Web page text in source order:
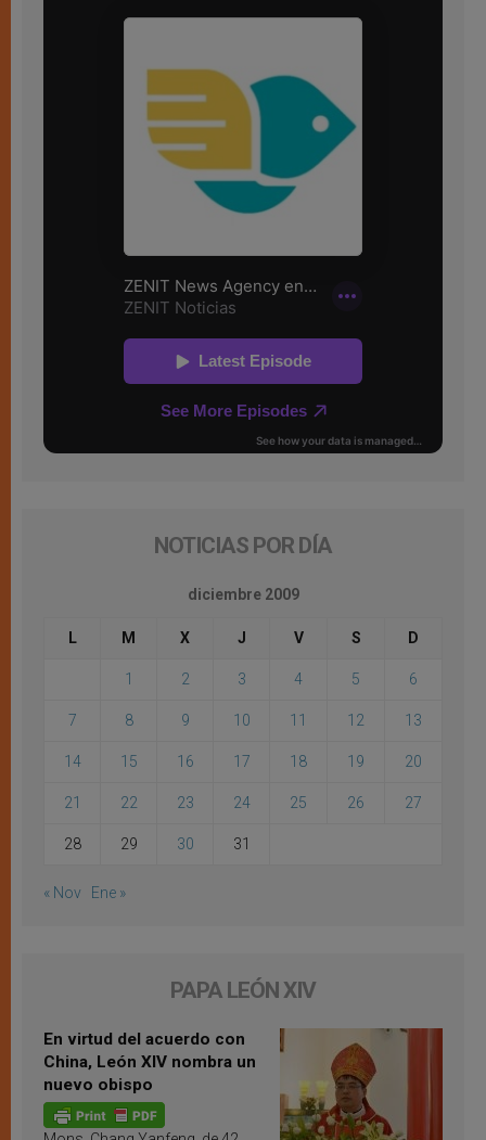
NOTICIAS POR DÍA
diciembre 2009
L M X J V S D
1 2 3 4 5 6
7 8 9 10 11 12 13
14 15 16 17 18 19 20
21 22 23 24 25 26 27
28 29 30 31
« Nov Ene »
PAPA LEÓN XIV
En virtud del acuerdo con
China, León XIV nombra un
nuevo obispo